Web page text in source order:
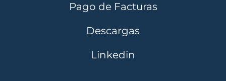
Pago de Facturas
Descargas
Linkedin